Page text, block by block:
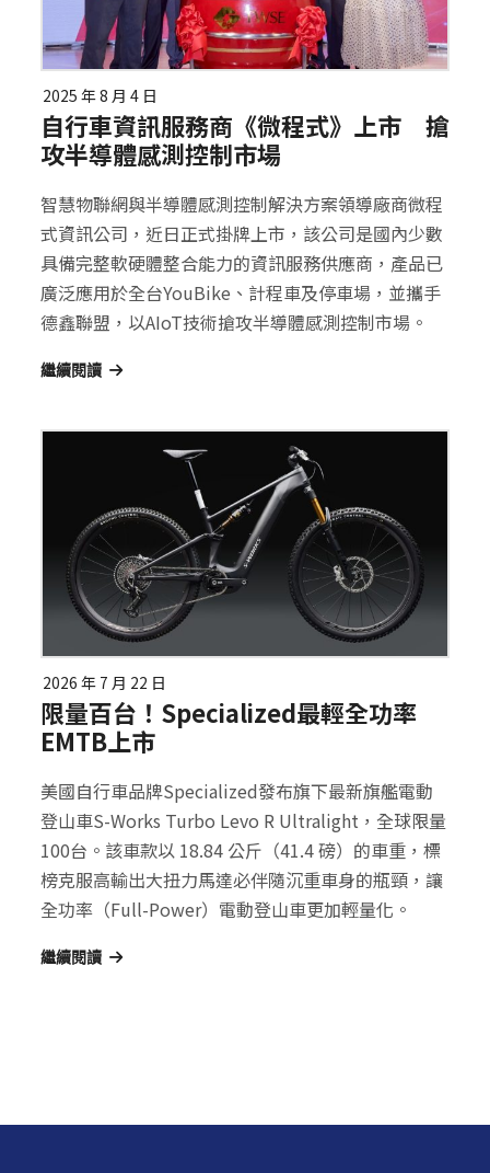
2025 年 8 月 4 日
自行車資訊服務商《微程式》上市 搶
攻半導體感測控制市場
智慧物聯網與半導體感測控制解決方案領導廠商微程
式資訊公司，近日正式掛牌上市，該公司是國內少數
具備完整軟硬體整合能力的資訊服務供應商，產品已
廣泛應用於全台YouBike、計程車及停車場，並攜手
德鑫聯盟，以AIoT技術搶攻半導體感測控制市場。
繼續閱讀
2026 年 7 月 22 日
限量百台！Specialized最輕全功率
EMTB上市
美國自行車品牌Specialized發布旗下最新旗艦電動
登山車S-Works Turbo Levo R Ultralight，全球限量
100台。該車款以 18.84 公斤（41.4 磅）的車重，標
榜克服高輸出大扭力馬達必伴隨沉重車身的瓶頸，讓
全功率（Full-Power）電動登山車更加輕量化。
繼續閱讀